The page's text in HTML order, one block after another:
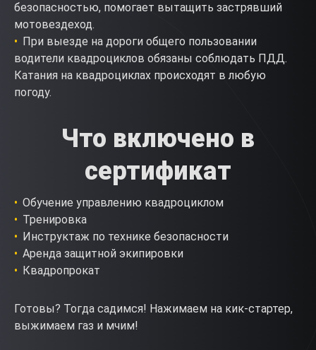
безопасностью, помогает вытащить застрявший
мотовездеход.
При выезде на дороги общего пользовании
водители квадроциклов обязаны соблюдать ПДД.
Катания на квадроциклах происходят в любую
погоду.
Что включено в
сертификат
Обучение управлению квадроциклом
Тренировка
Инструктаж по технике безопасности
Аренда защитной экипировки
Квадропрокат
Готовы? Тогда садимся! Нажимаем на кик-стартер,
выжимаем газ и мчим!